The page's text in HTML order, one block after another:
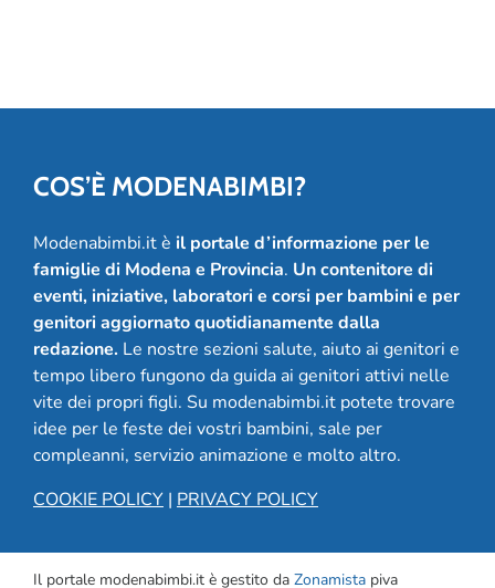
COS’È MODENABIMBI?
Modenabimbi.it è il portale d’informazione per le
famiglie di Modena e Provincia. Un contenitore di
eventi, iniziative, laboratori e corsi per bambini e per
genitori aggiornato quotidianamente dalla
redazione. Le nostre sezioni salute, aiuto ai genitori e
tempo libero fungono da guida ai genitori attivi nelle
vite dei propri figli. Su modenabimbi.it potete trovare
idee per le feste dei vostri bambini, sale per
compleanni, servizio animazione e molto altro.
COOKIE POLICY| PRIVACY POLICY
Il portale modenabimbi.it è gestito da Zonamistapiva